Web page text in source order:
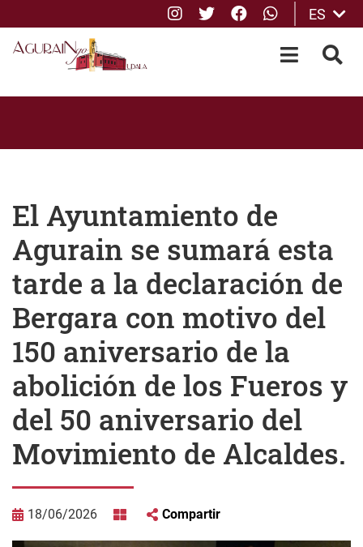
Instagram
TwitterFacebook
whatsApp
ES
OPEN-
El Ayuntamiento de
Agurain se sumará esta
tarde a la declaración de
Bergara con motivo del
150 aniversario de la
abolición de los Fueros y
del 50 aniversario del
Movimiento de Alcaldes.
18/06/2026 Compartir